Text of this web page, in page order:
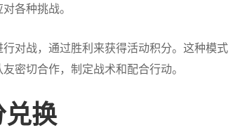
各种挑战。
对战，通过胜利来获得活动积分。这种模式
密切合作，制定战术和配合行动。
兑换